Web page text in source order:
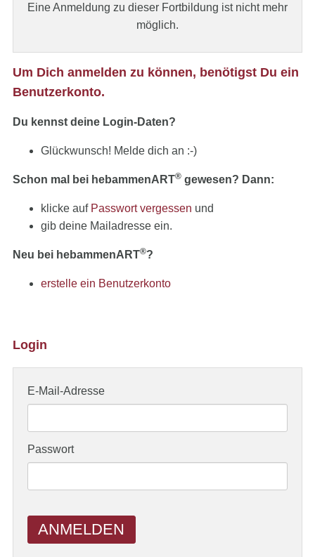
Eine Anmeldung zu dieser Fortbildung ist nicht mehr
möglich.
Um Dich anmelden zu können, benötigst Du ein
Benutzerkonto.
Du kennst deine Login-Daten?
Glückwunsch! Melde dich an :-)
Schon mal bei hebammenART® gewesen? Dann:
klicke auf Passwort vergessen und
gib deine Mailadresse ein.
Neu bei hebammenART®?
erstelle ein Benutzerkonto
Login
E-Mail-Adresse
Passwort
ANMELDEN